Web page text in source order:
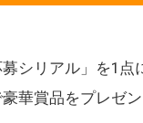
シリアル」を1点
華賞品をプレゼン